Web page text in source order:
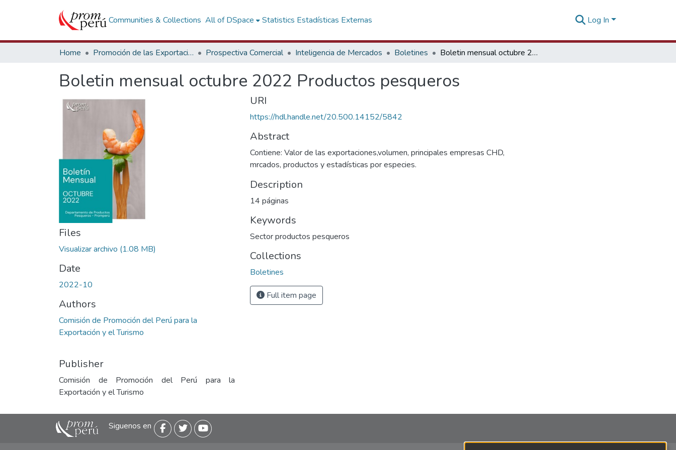
Communities & Collections All of DSpace Statistics Estadísticas Externas Log In
Home Promoción de las Exportaciones Prospectiva Comercial Inteligencia de Mercados Boletines Boletin mensual octubre 2022 Productos pesqueros
Boletin mensual octubre 2022 Productos pesqueros
Files
Visualizar archivo (1.08 MB)
Date
2022-10
Authors
Comisión de Promoción del Perú para la
Exportación y el Turismo
Publisher
Comisión de Promoción del Perú para la
Exportación y el Turismo
URI
https://hdl.handle.net/20.500.14152/5842
Abstract
Contiene: Valor de las exportaciones,volumen, principales empresas CHD,
mrcados, productos y estadísticas por especies.
Description
14 páginas
Keywords
Sector productos pesqueros
Collections
Boletines
Full item page
Siguenos en